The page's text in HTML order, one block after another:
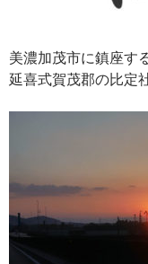
美濃加茂市に鎮座す
延喜式賀茂郡の比定